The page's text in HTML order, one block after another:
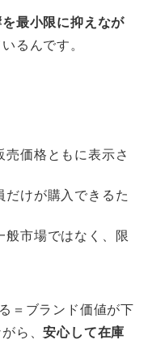
最小限に抑えなが
るんです。
売価格ともに表示さ
だけが購入できるた
般市場ではなく、限
＝ブランド価値が下
ら、安心して在庫